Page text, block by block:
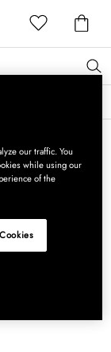
our traffic. You
while using our
of the